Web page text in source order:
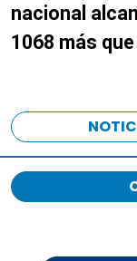
nacional
1068 más